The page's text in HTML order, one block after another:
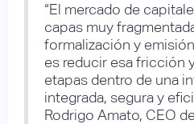
“El mercado de
capas muy
formalización y
es reducir esa fricción
etapas dentro de una
integrada, segura y
Rodrigo Amato, CEO